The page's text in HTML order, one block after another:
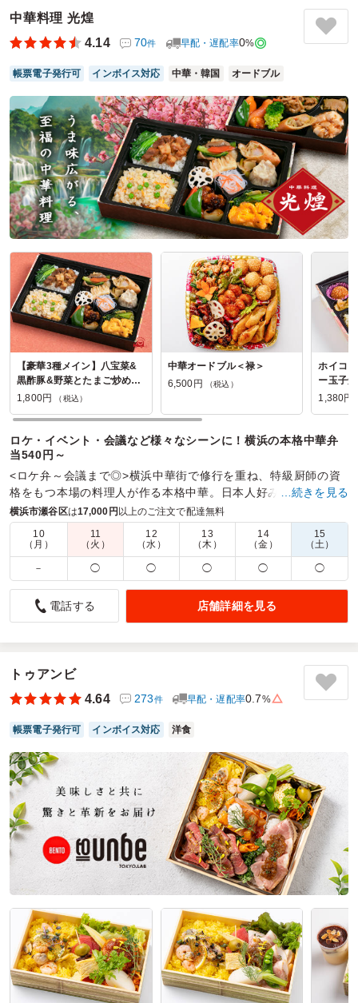
いつもは他のお弁当サイトを使用しているのですが、他サイ
トで扱っていない商品の取り扱いも多く、比較的美味しいお
店の商品を多く取り扱われているように思います。
ご利用シーン：会議・セミナー ›勉強会
参加者の年齢：40代～50代男女比：男女混合
神奈川県横浜市瀬谷区目黒町2023/02/15
鮨ダイニング いづみの口コミをもっと見る
中華料理 光煌
4.14
70件 早配・遅配率0%
帳票電子発行可 インボイス対応 中華・韓国 オードブル
【豪華3種メイン】八宝菜&
黒酢豚&野菜とたまご炒め弁
当
1,800円 （税込）
中華オードブル＜禄＞
6,500円
（税込）
ホイコ
ー玉子
1,380円
ロケ・イベント・会議など様々なシーンに！横浜の本格中華弁
当540円～
<ロケ弁～会議まで◎>横浜中華街で修行を重ね、特級厨師の資
格をもつ本場の料理人が作る本格中華。日本人好みの味付け
で、
商品数： 締切日時： 2日前18:00 価格帯：
580円～2,700円
配達時間：
9:30～21:30
お野菜が多く女性にも好評でした
4.0
ご利用シーン：
参加者の年齢：
東京都中央区勝どき
2026/07/31
中華料理 光煌の口コミをもっと見る
…続きを見る
横浜市瀬谷区は17,000円以上のご注文で配達無料
10
（月）
11
（火）
12
（水）
13
（木）
14
（金）
15
（土）
－ ◯ ◯ ◯ ◯ ◯
電話する 店舗詳細を見る
トゥアンビ
4.64
273件 早配・遅配率0.7%
帳票電子発行可 インボイス対応 洋食